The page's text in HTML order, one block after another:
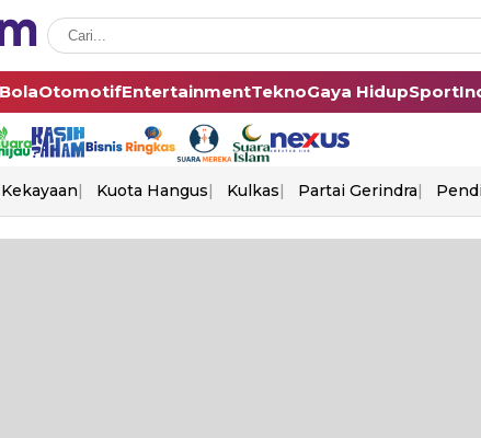
BolaOtomotifEntertainmentTeknoGaya HidupSport
Kuota Hangus Kulkas Partai Gerindra